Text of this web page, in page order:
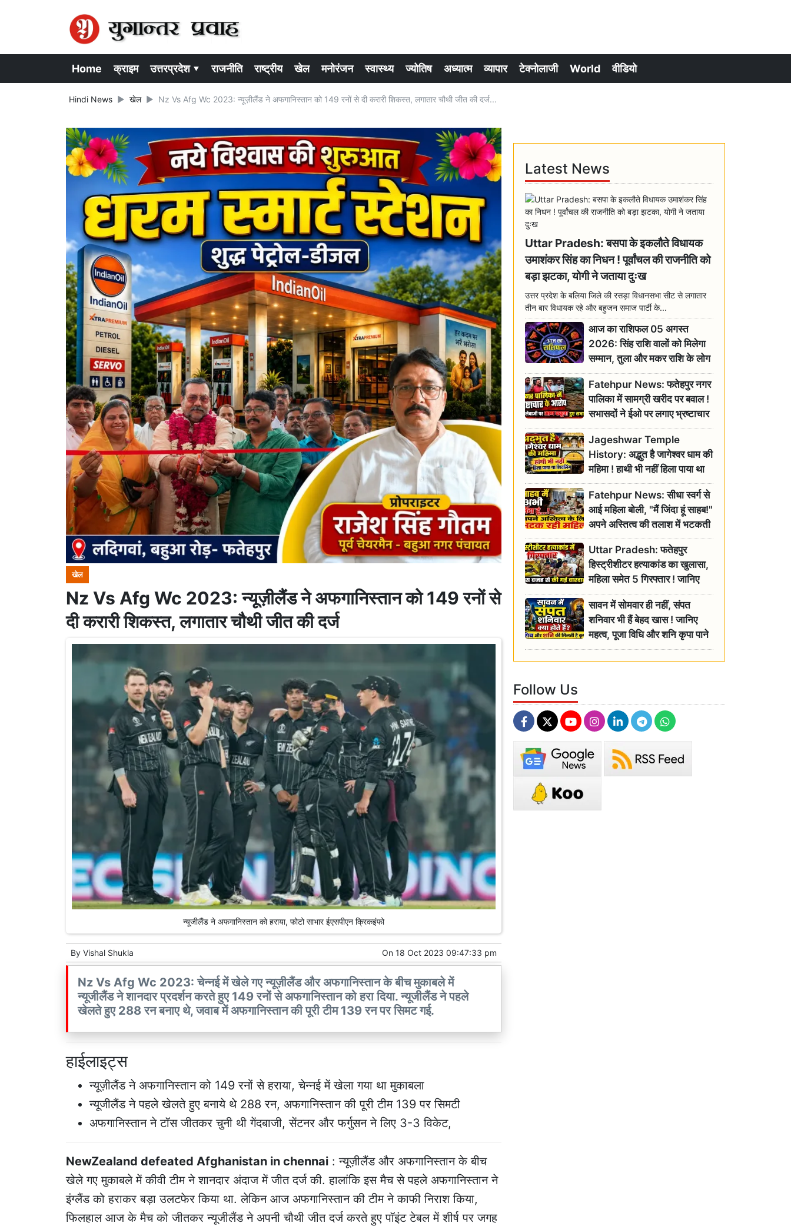
Home क्राइम उत्तरप्रदेश ▾ राजनीति राष्ट्रीय खेल मनोरंजन स्वास्थ्य ज्योतिष अध्यात्म व्यापार टेक्नोलाजी World वीडियो
Hindi News खेल Nz Vs Afg Wc 2023: न्यूज़ीलैंड ने अफगानिस्तान को 149 रनों से दी करारी शिकस्त, लगातार चौथी जीत की दर्ज...
खेल
Nz Vs Afg Wc 2023: न्यूज़ीलैंड ने अफगानिस्तान को 149 रनों से
दी करारी शिकस्त, लगातार चौथी जीत की दर्ज
न्यूजीलैंड ने अफगानिस्तान को हराया, फोटो साभार ईएसपीएन क्रिकइंफो
By Vishal Shukla On 18 Oct 2023 09:47:33 pm
Nz Vs Afg Wc 2023: चेन्नई में खेले गए न्यूज़ीलैंड और अफगानिस्तान के बीच मुकाबले में
न्यूजीलैंड ने शानदार प्रदर्शन करते हुए 149 रनों से अफगानिस्तान को हरा दिया. न्यूजीलैंड ने पहले
खेलते हुए 288 रन बनाए थे, जवाब में अफगानिस्तान की पूरी टीम 139 रन पर सिमट गई.
हाईलाइट्स
न्यूज़ीलैंड ने अफगानिस्तान को 149 रनों से हराया, चेन्नई में खेला गया था मुकाबला
न्यूजीलैंड ने पहले खेलते हुए बनाये थे 288 रन, अफगानिस्तान की पूरी टीम 139 पर सिमटी
अफगानिस्तान ने टॉस जीतकर चुनी थी गेंदबाजी, सेंटनर और फर्गुसन ने लिए 3-3 विकेट,
NewZealand defeated Afghanistan in chennai : न्यूज़ीलैंड और अफगानिस्तान के बीच
खेले गए मुकाबले में कीवी टीम ने शानदार अंदाज में जीत दर्ज की. हालांकि इस मैच से पहले अफगानिस्तान ने
इंग्लैंड को हराकर बड़ा उलटफेर किया था. लेकिन आज अफगानिस्तान की टीम ने काफी निराश किया,
फिलहाल आज के मैच को जीतकर न्यूजीलैंड ने अपनी चौथी जीत दर्ज करते हुए पॉइंट टेबल में शीर्ष पर जगह
Latest News
Uttar Pradesh: बसपा के इकलौते विधायक
उमाशंकर सिंह का निधन ! पूर्वांचल की राजनीति को
बड़ा झटका, योगी ने जताया दुःख
उत्तर प्रदेश के बलिया जिले की रसड़ा विधानसभा सीट से लगातार
तीन बार विधायक रहे और बहुजन समाज पार्टी के...
आज का राशिफल 05 अगस्त
2026: सिंह राशि वालों को मिलेगा
सम्मान, तुला और मकर राशि के लोग
रहें सतर्क
Fatehpur News: फतेहपुर नगर
पालिका में सामग्री खरीद पर बवाल !
सभासदों ने ईओ पर लगाए भ्रष्टाचार
के गंभीर आरोप
Jageshwar Temple
History: अद्भुत है जागेश्वर धाम की
महिमा ! हाथी भी नहीं हिला पाया था
शिवलिंग, जानिए क्या है इसका
इतिहास
Fatehpur News: सीधा स्वर्ग से
आई महिला बोली, "मैं जिंदा हूं साहब!"
अपने अस्तित्व की तलाश में भटकती
रही बुजुर्ग, एसडीएम ने दिए जांच के
आदेश
Uttar Pradesh: फतेहपुर
हिस्ट्रीशीटर हत्याकांड का खुलासा,
महिला समेत 5 गिरफ्तार ! जानिए
क्या था कनेक्शन?
सावन में सोमवार ही नहीं, संपत
शनिवार भी हैं बेहद खास ! जानिए
महत्व, पूजा विधि और शनि कृपा पाने
के आसान उपाय
Follow Us